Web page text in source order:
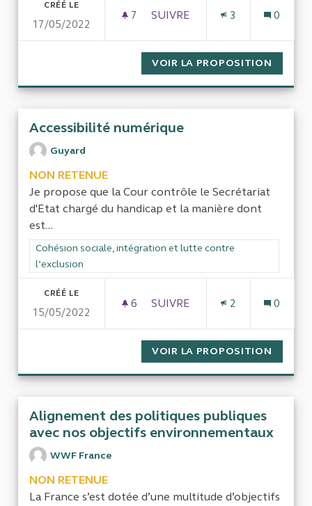
CRÉÉ LE
17/05/2022
7 7 ABONNÉS
SUIVRE
3 0
VOIR LA PROPOSITION
Accessibilité numérique
Guyard
NON RETENUE
Je propose que la Cour contrôle le Secrétariat
d'Etat chargé du handicap et la manière dont
est...
Filtrer les résultats de la catégorie : Cohésion sociale,
Cohésion sociale, intégration et lutte contre
l’exclusion
CRÉÉ LE
15/05/2022
6 6 ABONNÉS
SUIVRE
2 0
VOIR LA PROPOSITION
Alignement des politiques publiques
avec nos objectifs environnementaux
WWF France
NON RETENUE
La France s’est dotée d’une multitude d’objectifs